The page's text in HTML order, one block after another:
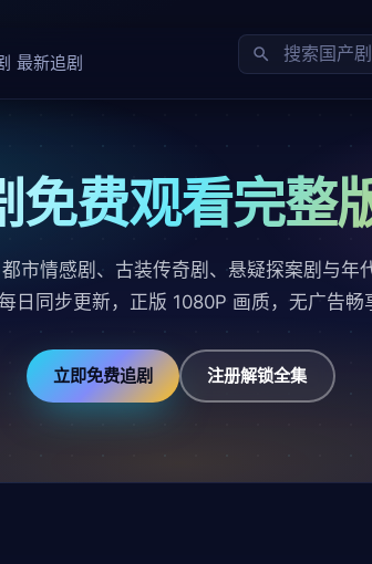
最新追剧
免费观看完整
市情感剧、古装传奇剧、悬疑探案剧与年
日同步更新，正版 1080P 画质，无广告畅
立即免费追剧 注册解锁全集